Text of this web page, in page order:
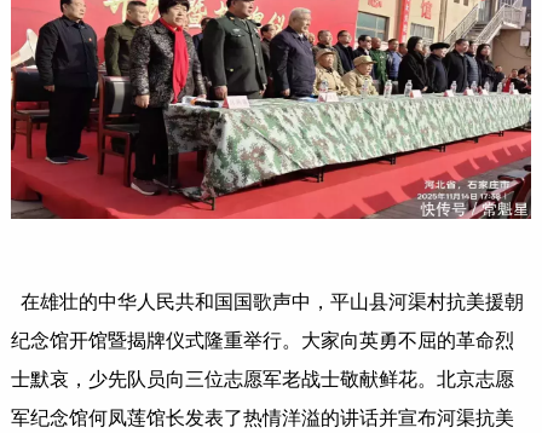
在雄壮的中华人民共和国国歌声中，平山县河渠村抗美援朝
纪念馆开馆暨揭牌仪式隆重举行。大家向英勇不屈的革命烈
士默哀，少先队员向三位志愿军老战士敬献鲜花。北京志愿
军纪念馆何凤莲馆长发表了热情洋溢的讲话并宣布河渠抗美